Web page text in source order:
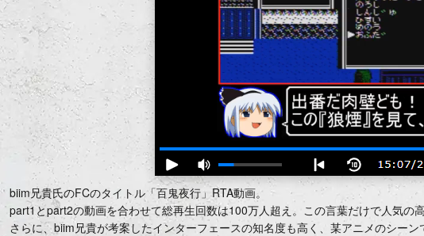
biim兄貴氏のFCのタイトル「百鬼夜行」RTA動画。
part1とpart2の動画を合わせて総再生回数は100万人超え。この言葉だけで人気の
さらに、biim兄貴が考案したインターフェースの知名度も高く、某アニメのシーン